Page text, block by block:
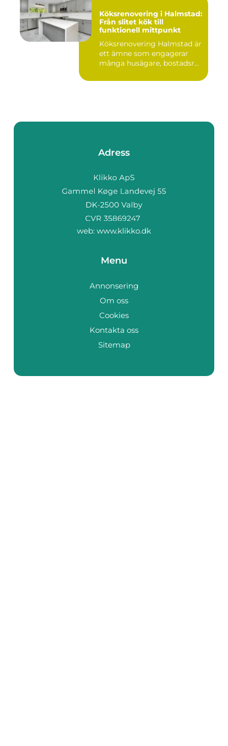
Köksrenovering i Halmstad:
Från slitet kök till
funktionell mittpunkt
Köksrenovering Halmstad är
ett ämne som engagerar
många husägare, bostadsr...
Adress
web: www.klikko.dk
Menu
Annonsering
Om oss
Cookies
Kontakta oss
Sitemap